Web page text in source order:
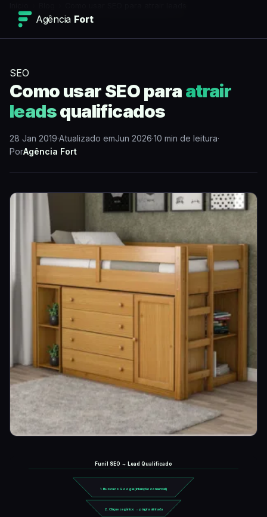
Agência Fort
SEO
Como usar SEO paraatrair
leadsqualificados
28 Jan 2019·Atualizado emJun 2026·10 min de leitura·
PorAgência Fort
Funil SEO → Lead Qualificado
1. Busca no Google (intenção comercial)
2. Clique orgânico → página alinhada